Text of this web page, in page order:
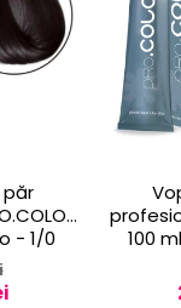
- 1/0
100